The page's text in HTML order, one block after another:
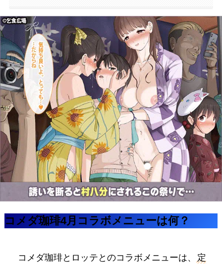
コメダ珈琲4月コラボメニューは何？
コメダ珈琲とロッテとのコラボメニューは、
定